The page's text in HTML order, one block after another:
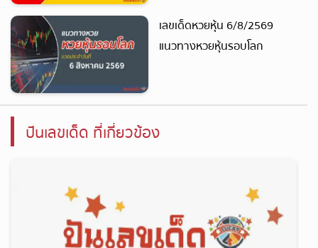
เลขเด็ดหวยหุ้น 6/8/2569
แนวทางหวยหุ้นรอบโลก
ปันเลขเด็ด ที่เกี่ยวข้อง